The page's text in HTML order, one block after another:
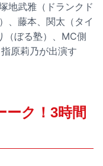
地武雅（ドランクド
、藤本、関太（タイ
（ぼる塾）、MC側
原莉乃が出演す
ーク！3時間